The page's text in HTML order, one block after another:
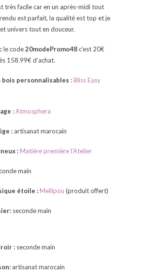
très facile car en un après-midi tout
est parfait, la qualité est top et je
univers tout en douceur.
le code20modePromo48c’est 20€
158.99€ d’achat.
bois personnalisables :Bliss Easy
:Atmosphera
: artisanat marocain
:Matière première l’Atelier
main
étoile :Mellipou (produit offert)
seconde main
: seconde main
artisanat marocain